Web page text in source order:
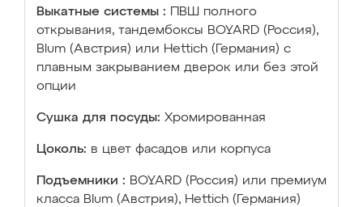
Выкатные системы :
ПВШ полного
открывания, тандембоксы BOYARD (Россия),
Blum (Австрия) или Hettich (Германия) с
плавным закрыванием дверок или без этой
опции
Сушка для посуды: Хромированная
Цоколь: в цвет фасадов или корпуса
Подъемники : BOYARD (Россия) или премиум
класса Blum (Австрия), Hettich (Германия)